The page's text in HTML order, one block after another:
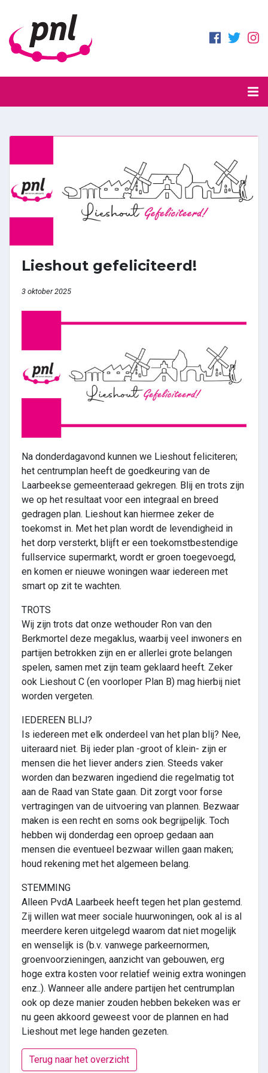
Lieshout gefeliciteerd!
3 oktober 2025
Na donderdagavond kunnen we Lieshout feliciteren;
het centrumplan heeft de goedkeuring van de
Laarbeekse gemeenteraad gekregen. Blij en trots zijn
we op het resultaat voor een integraal en breed
gedragen plan. Lieshout kan hiermee zeker de
toekomst in. Met het plan wordt de levendigheid in
het dorp versterkt, blijft er een toekomstbestendige
fullservice supermarkt, wordt er groen toegevoegd,
en komen er nieuwe woningen waar iedereen met
smart op zit te wachten.
TROTS
Wij zijn trots dat onze wethouder Ron van den
Berkmortel deze megaklus, waarbij veel inwoners en
partijen betrokken zijn en er allerlei grote belangen
spelen, samen met zijn team geklaard heeft. Zeker
ook Lieshout C (en voorloper Plan B) mag hierbij niet
worden vergeten.
IEDEREEN BLIJ?
Is iedereen met elk onderdeel van het plan blij? Nee,
uiteraard niet. Bij ieder plan -groot of klein- zijn er
mensen die het liever anders zien. Steeds vaker
worden dan bezwaren ingediend die regelmatig tot
aan de Raad van State gaan. Dit zorgt voor forse
vertragingen van de uitvoering van plannen. Bezwaar
maken is een recht en soms ook begrijpelijk. Toch
hebben wij donderdag een oproep gedaan aan
mensen die eventueel bezwaar willen gaan maken;
houd rekening met het algemeen belang.
STEMMING
Alleen PvdA Laarbeek heeft tegen het plan gestemd.
Zij willen wat meer sociale huurwoningen, ook al is al
meerdere keren uitgelegd waarom dat niet mogelijk
en wenselijk is (b.v. vanwege parkeernormen,
groenvoorzieningen, aanzicht van gebouwen, erg
hoge extra kosten voor relatief weinig extra woningen
enz..). Wanneer alle andere partijen het centrumplan
ook op deze manier zouden hebben bekeken was er
nu geen akkoord geweest voor de plannen en had
Lieshout met lege handen gezeten.
Terug naar het overzicht